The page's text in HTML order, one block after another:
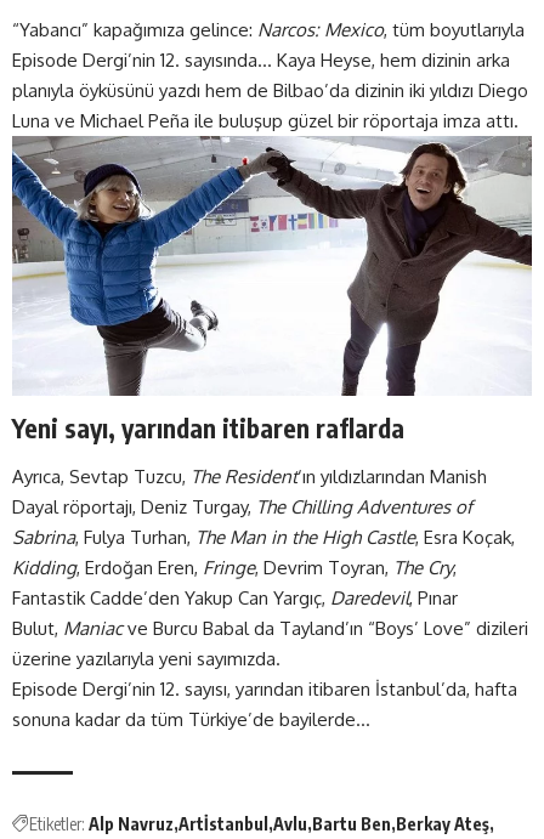
“Yabancı” kapağımıza gelince: Narcos: Mexico, tüm boyutlarıyla
Episode Dergi’nin 12. sayısında… Kaya Heyse, hem dizinin arka
planıyla öyküsünü yazdı hem de Bilbao’da dizinin iki yıldızı Diego
Luna ve Michael Peña ile buluşup güzel bir röportaja imza attı.
Yeni sayı, yarından itibaren raflarda
Ayrıca, Sevtap Tuzcu, The Resident‘ın yıldızlarından Manish
Dayal röportajı, Deniz Turgay, The Chilling Adventures of
Sabrina, Fulya Turhan, The Man in the High Castle, Esra Koçak,
Kidding, Erdoğan Eren, Fringe, Devrim Toyran, The Cry,
Fantastik Cadde’den Yakup Can Yargıç, Daredevil, Pınar
Bulut, Maniacve Burcu Babal da Tayland’ın “Boys’ Love” dizileri
üzerine yazılarıyla yeni sayımızda.
Episode Dergi’nin 12. sayısı, yarından itibaren İstanbul’da, hafta
sonuna kadar da tüm Türkiye’de bayilerde…
Etiketler: Alp Navruz Artİstanbul Avlu Bartu Ben Berkay Ateş